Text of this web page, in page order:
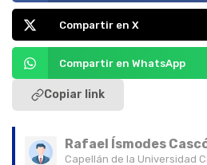
Compartir en X
Compartir en WhatsApp
Copiar link
Rafael Ísmodes
Capellán de la Universidad